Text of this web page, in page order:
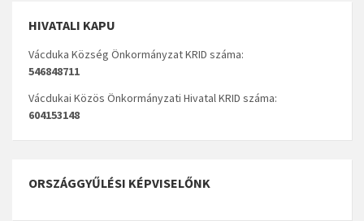
HIVATALI KAPU
Vácduka Község Önkormányzat KRID száma:
546848711
Vácdukai Közös Önkormányzati Hivatal KRID száma:
604153148
ORSZÁGGYŰLÉSI KÉPVISELŐNK